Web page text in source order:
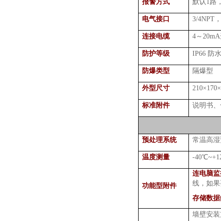
报警方式 默认 1路
电气接口 3/4NPT
连接电缆 4 ～20mA
防护等级 IP66 防
防爆类型 隔爆型
外型尺寸 210×170×
标准附件 说明书
预处理系统 常温高
温度测量 -40℃
功能型附件
连电脑
线，如
存储数
墙壁安